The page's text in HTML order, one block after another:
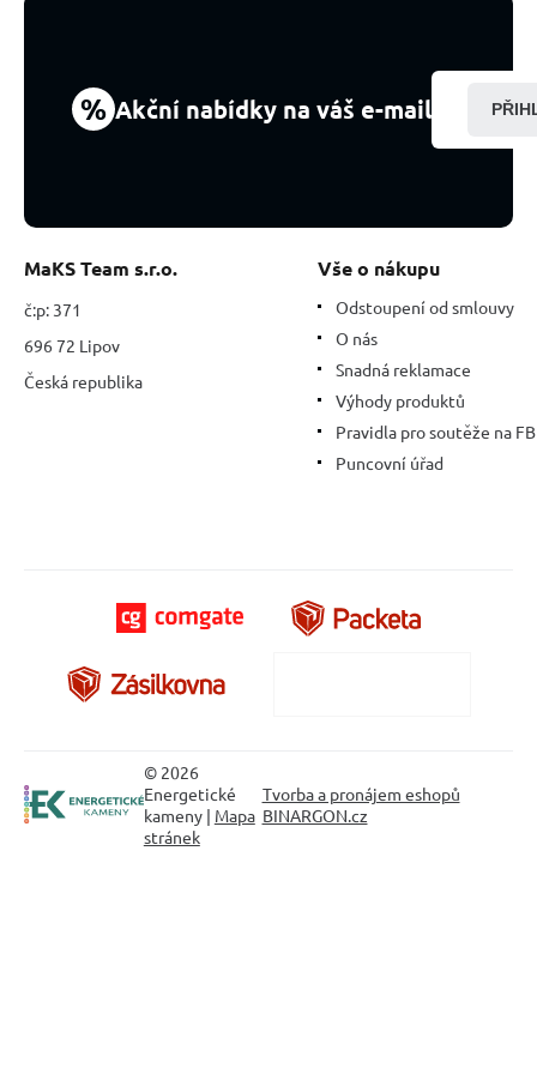
1
kus,
% Akční nabídky na váš e-mail
MaKS Team s.r.o.
č:p: 371
696 72 Lipov
Česká republika
Vše o nákupu
Odstoupení od smlouvy
O nás
Snadná reklamace
Výhody produktů
Pravidla pro soutěže na FB
Puncovní úřad
© 2026
Energetické
kameny | Mapa
stránek
Tvorba a pronájem eshopů
BINARGON.cz